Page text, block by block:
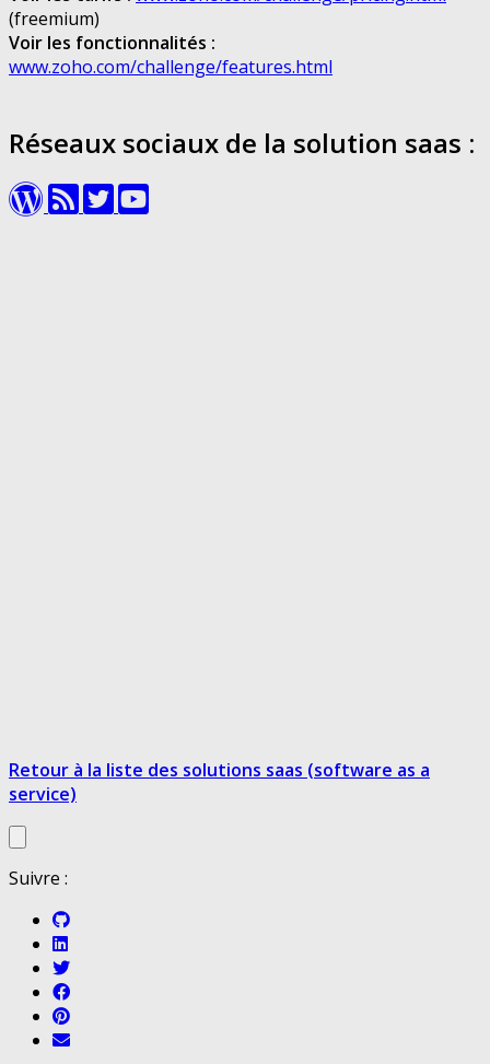
(freemium)
Voir les fonctionnalités :
www.zoho.com/challenge/features.html
Réseaux sociaux de la solution saas :
Retour à la liste des solutions saas (software as a
service)
Suivre :